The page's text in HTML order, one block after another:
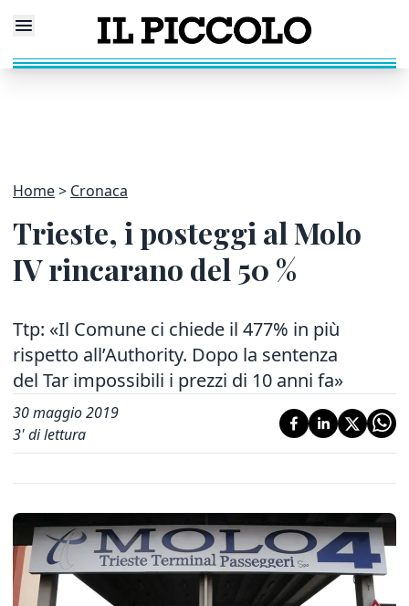
Home Cronaca
Trieste, i posteggi al Molo
IV rincarano del 50 %
Ttp: «Il Comune ci chiede il 477% in più
rispetto all’Authority. Dopo la sentenza
del Tar impossibili i prezzi di 10 anni fa»
30 maggio 2019
3' di lettura